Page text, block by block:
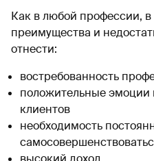
Как в любой профессии, в
преимущества и
отнести:
востребованность
положительные
клиентов
необходимость